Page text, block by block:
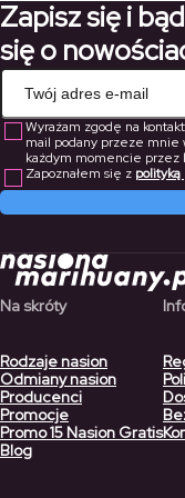
Zapisz się i
się o
Wyrażam zgodę na
mail podany przeze mnie
każdym momencie przez
Zapoznałem się z polityką
Na skróty
Rodzaje nasion
Odmiany nasion
Producenci
Promocje
Promo 15 Nasion Gratis
Blog